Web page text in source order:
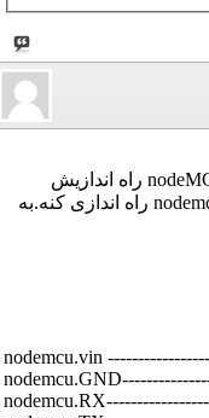
خریدم و میخوام با nodeMCu راه اندازیش
کنم.آموزشی پیدا نکردم که این ماژولو با nodemcu راه اندازی کنه.به
nodemcu.vin